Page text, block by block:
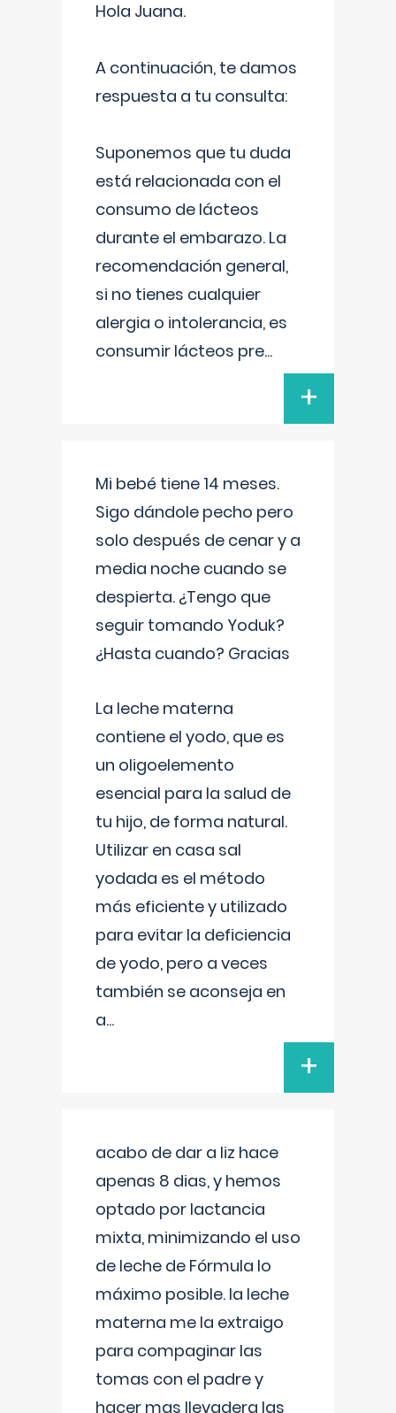
Hola Juana.
A continuación, te damos
respuesta a tu consulta:
Suponemos que tu duda
está relacionada con el
consumo de lácteos
durante el embarazo. La
recomendación general,
si no tienes cualquier
alergia o intolerancia, es
consumir lácteos pre...
+
Mi bebé tiene 14 meses.
Sigo dándole pecho pero
solo después de cenar y a
media noche cuando se
despierta. ¿Tengo que
seguir tomando Yoduk?
¿Hasta cuando? Gracias
La leche materna
contiene el yodo, que es
un oligoelemento
esencial para la salud de
tu hijo, de forma natural.
Utilizar en casa sal
yodada es el método
más eficiente y utilizado
para evitar la deficiencia
de yodo, pero a veces
también se aconseja en
a...
+
acabo de dar a liz hace
apenas 8 dias, y hemos
optado por lactancia
mixta, minimizando el uso
de leche de Fórmula lo
máximo posible. la leche
materna me la extraigo
para compaginar las
tomas con el padre y
hacer mas llevadera las